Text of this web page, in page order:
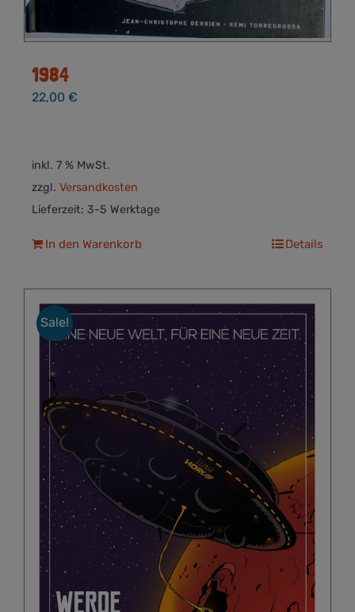
1984
22,00 €
inkl. 7 % MwSt.
zzgl. Versandkosten
Lieferzeit: 3-5 Werktage
In den Warenkorb Details
Sale!